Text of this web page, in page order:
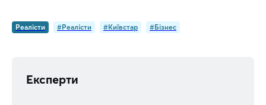
Реалісти #Реалісти #Київстар #Бізнес
Експерти